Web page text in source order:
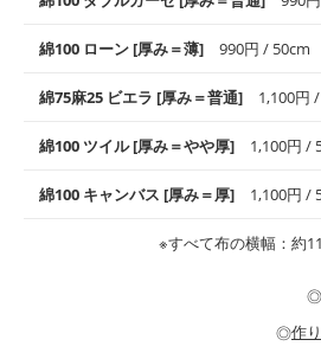
使いやすさNo.1！しなやかさと適度な
高さがオックス生地の特徴です。当サイ
般にお使いいただけます。
※レッスンバッグ、上履き袋などの通園
・布団カバーなどの寝具、カーテン
柔らかくふんわりとした肌触りが特徴
チなど直接肌に触れるアイテムに最適で
す。
・スタイ、おくるみなどのベビーグッズ
・ブラウス、チュニック、ワンピース
・パジャマなどの寝具
綿100 ローン [厚み＝薄] 990円 / 50cm
上質で薄手の平織りの生地です。軽や
良さが魅力。透け感があるので、涼しげ
・ブラウス、シャツ、チュニックなど
綿75麻25 ビエラ [厚み＝普通] 1,100円
コットン75％リネン25％の当店のビエ
りもふんわりとした柔らかい質感と適度
綿100 ツイル [厚み＝やや厚] 1,100円 /
綾織りの生地です。しっかりとした張
らかいのが特徴です。生地の厚みは中
・レッスンバッグ、上履き袋などの通園
綿100 キャンバス [厚み＝厚] 1,100円 /
当店のキャンバス生地は、11号帆布相
耐久性があります。トートバッグ・ポ
小物、インテリア用品に向いています。
※すべて布の横幅：約
◎
◎作